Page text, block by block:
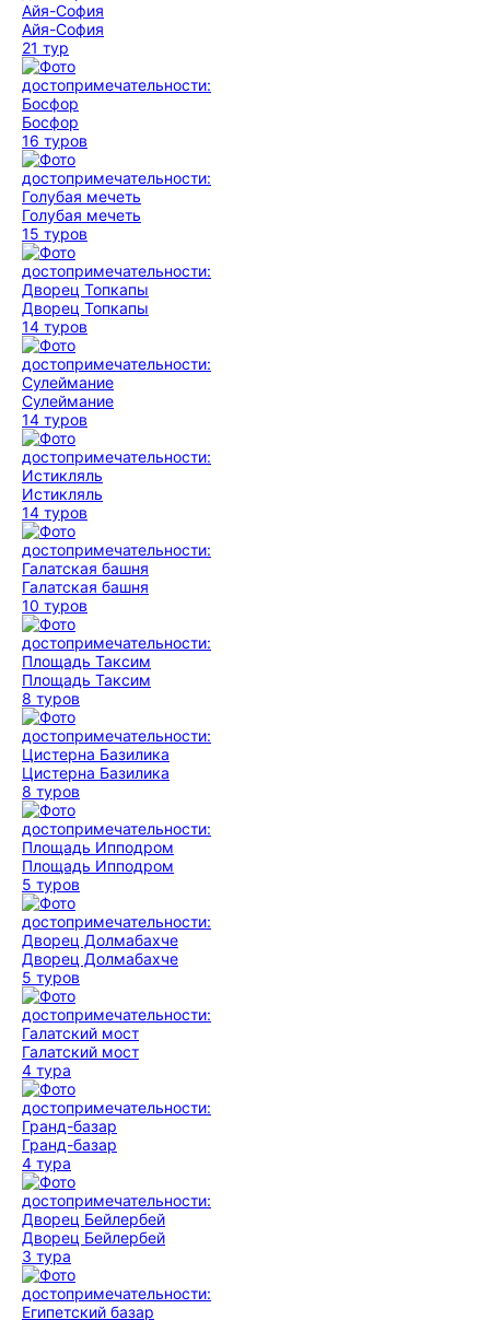
Айя-София
21 тур
Босфор
16 туров
Голубая мечеть
15 туров
Дворец Топкапы
14 туров
Сулеймание
14 туров
Истикляль
14 туров
Галатская башня
10 туров
Площадь Таксим
8 туров
Цистерна Базилика
8 туров
Площадь Ипподром
5 туров
Дворец Долмабахче
5 туров
Галатский мост
4 тура
Гранд-базар
4 тура
Дворец Бейлербей
3 тура